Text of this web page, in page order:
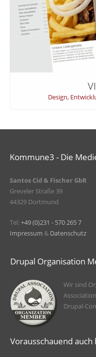
Design,
Kommune3 - Die
Santos Cid & Fischer GbR
Greveler Straße 39
44329 Dortmund
Tel: +49 (0)231 - 570 265 7
Impressum & Datenschutz
Drupal Organisation
Wir sind
Drupal-
Vorausschauend